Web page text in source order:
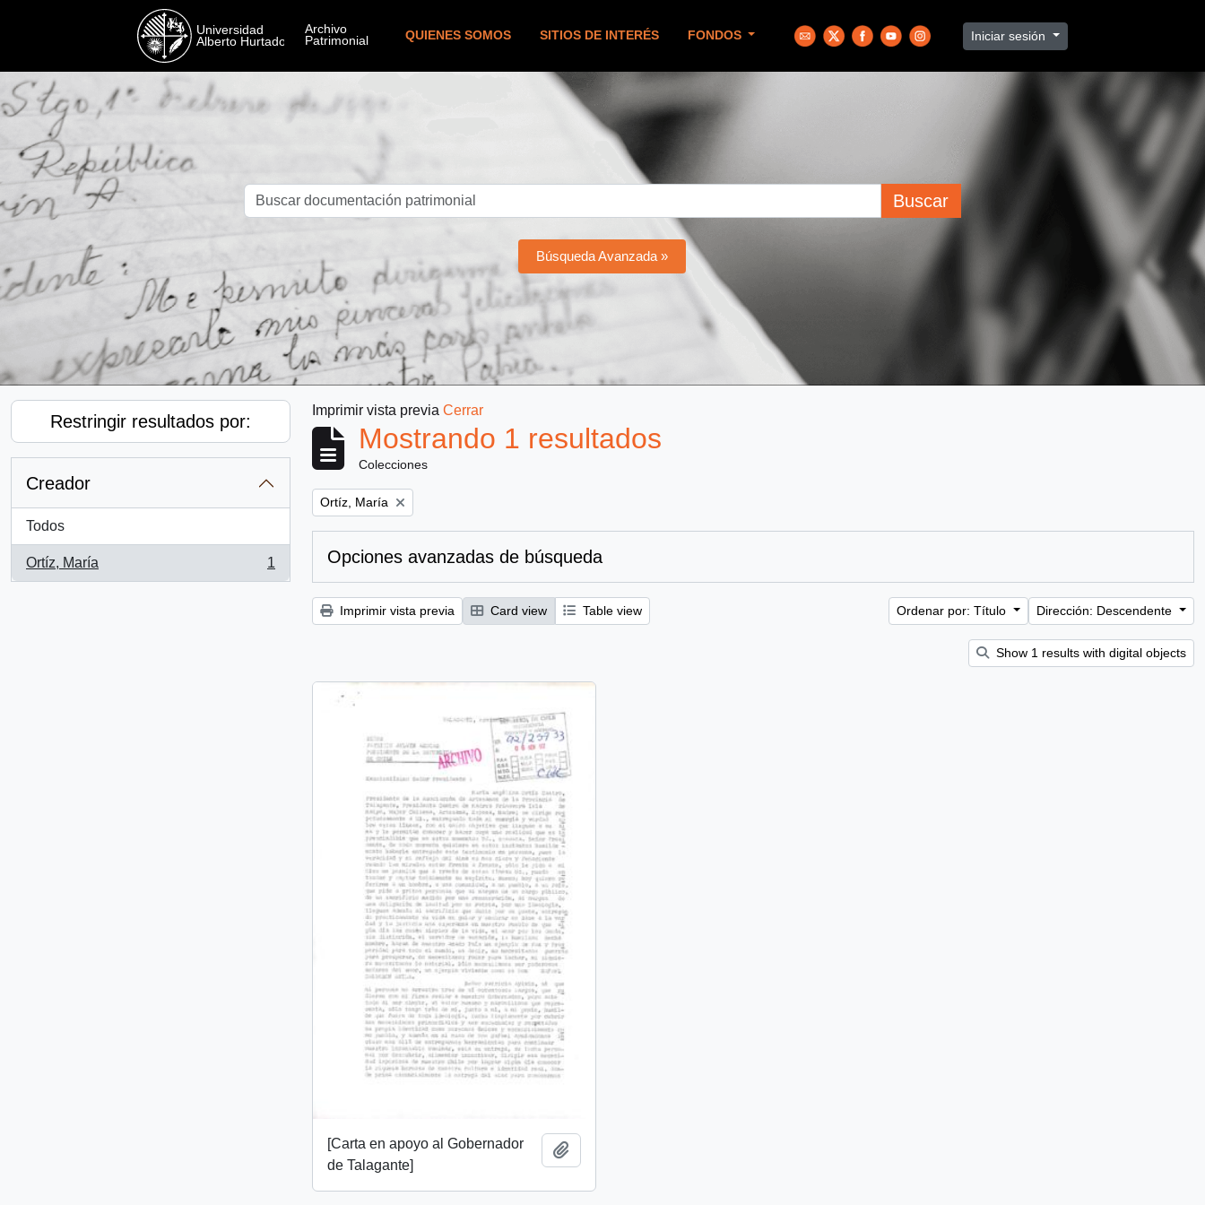
QUIENES SOMOS SITIOS DE INTERÉS FONDOS Iniciar sesión
Buscar
Búsqueda Avanzada »
Restringir resultados por:
Creador
Todos
Ortíz, María
, 1 resultados
1
Imprimir vista previa Cerrar
Mostrando 1 resultados
Colecciones
Remove filter:
Ortíz, María
Opciones avanzadas de búsqueda
Imprimir vista previa Card view Table view Ordenar por: Título Dirección: Descendente
Show 1 results with digital objects
[Carta en apoyo al Gobernador
de Talagante]